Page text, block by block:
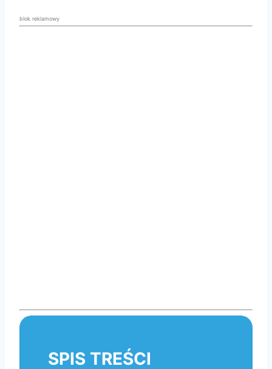
blok reklamowy
SPIS TREŚCI